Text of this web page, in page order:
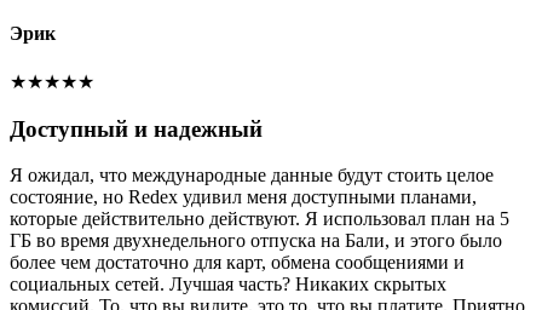
Эрик
★★★★★
Доступный и надежный
Я ожидал, что международные данные будут стоить целое
состояние, но Redex удивил меня доступными планами,
которые действительно действуют. Я использовал план на 5
ГБ во время двухнедельного отпуска на Бали, и этого было
более чем достаточно для карт, обмена сообщениями и
социальных сетей. Лучшая часть? Никаких скрытых